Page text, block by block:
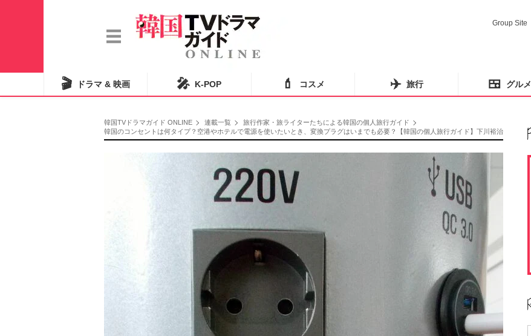
Group Site
🎬 ドラマ & 映画 🎤 K-POP 💄 コスメ ✈️ 旅行 🍱 グルメ
韓国TVドラマガイド ONLINE 連載一覧
旅行作家・旅ライターたちによる韓国の個人旅行ガイド
韓国のコンセントは何タイプ？空港やホテルで電源を使いたいとき、変換プラグはいまでも必要？【韓国の個人旅行ガイド】下川裕治